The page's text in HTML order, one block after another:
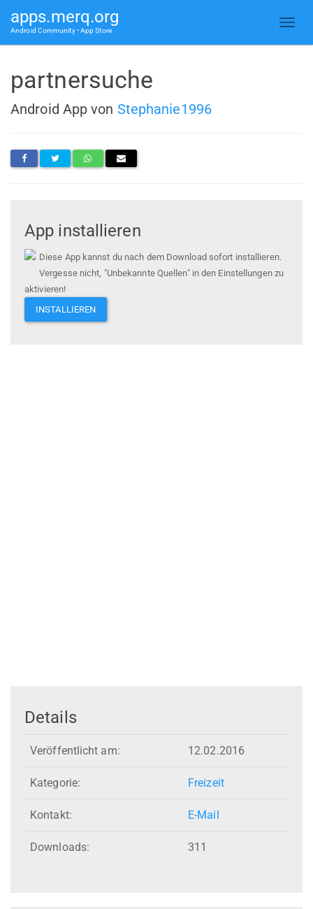
apps.merq.org
Android Community • App Store
partnersuche
Android App von Stephanie1996
App installieren
Diese App kannst du nach dem Download sofort installieren.
Vergesse nicht, "Unbekannte Quellen" in den Einstellungen zu
aktivieren!
INSTALLIEREN
Details
Veröffentlicht am: 12.02.2016
Kategorie: Freizeit
Kontakt: E-Mail
Downloads: 311